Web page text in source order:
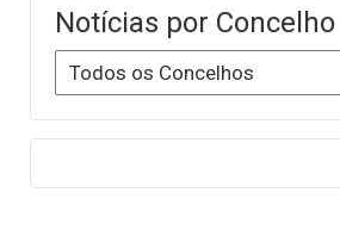
Notícias por Concelho